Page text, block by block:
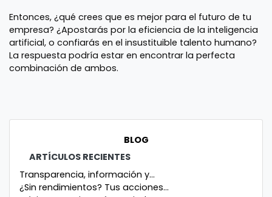
Entonces, ¿qué crees que es mejor para el futuro de tu
empresa? ¿Apostarás por la eficiencia de la inteligencia
artificial, o confiarás en el insustituible talento humano?
La respuesta podría estar en encontrar la perfecta
combinación de ambos.
BLOG
ARTÍCULOS RECIENTES
Transparencia, información y...
¿Sin rendimientos? Tus acciones...